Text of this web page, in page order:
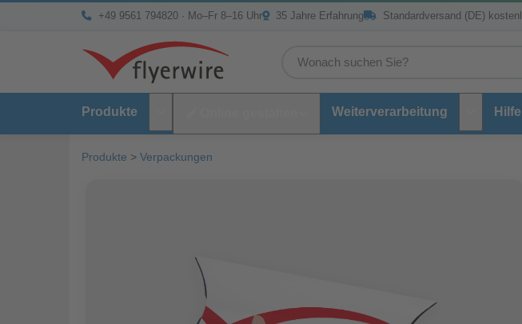
+49 9561 794820 · Mo–Fr 8–16 Uhr 35 Jahre Erfahrung Standardversand (DE)
Produkte Weiterverarbeitung
Produkte > Verpackungen